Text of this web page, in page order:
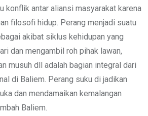
konflik antar aliansi masyarakat karena
filosofi hidup. Perang menjadi suatu
akibat siklus kehidupan yang
dan mengambil roh pihak lawan,
musuh dll adalah bagian integral dari
di Baliem. Perang suku di jadikan
dan mendamaikan kemalangan
Baliem.